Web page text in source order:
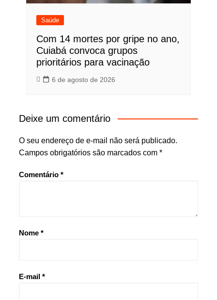
Saúde
Com 14 mortes por gripe no ano,
Cuiabá convoca grupos
prioritários para vacinação
6 de agosto de 2026
Deixe um comentário
O seu endereço de e-mail não será publicado.
Campos obrigatórios são marcados com *
Comentário *
Nome *
E-mail *